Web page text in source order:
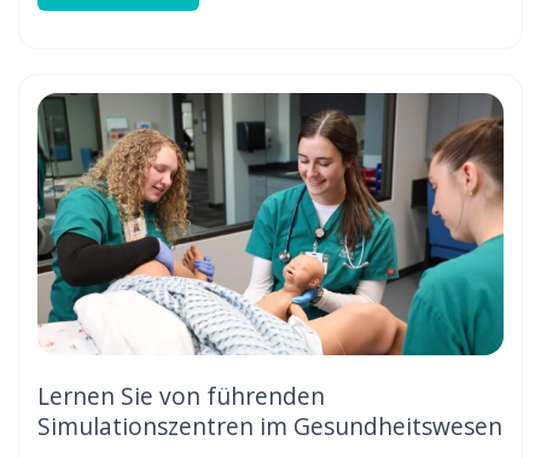
Lernen Sie von führenden
Simulationszentren im Gesundheitswesen